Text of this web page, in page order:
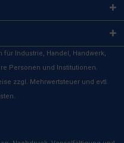
Industrie, Handel, Handwerk,
Personen und Institutionen.
zzgl. Mehrwertsteuer und evtl.